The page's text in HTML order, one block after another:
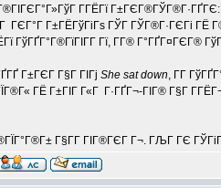
Г­ГЁГї Г±ГЄГ®ГЎГ®Г·ГҐГЄ:
ГЄГ°Г Г±ГЁГўГіГѕ ГЎГ ГЎГ®Г·ГЄГі ГЁ
ГўГҐГ°Г®ГїГІГ­Г Гї, Г­Г® Г°ГҐГ¤ГЄГ®
Г±ГЄГ Г§Г ГІГј She sat down, Г­Г
ГЁ Г±ГІГ Г«Г Г·ГҐГ¬-ГІГ® Г§Г
Г§Г­Г ГІГ®ГЄГ Г¬. ГЉГ ГЄ